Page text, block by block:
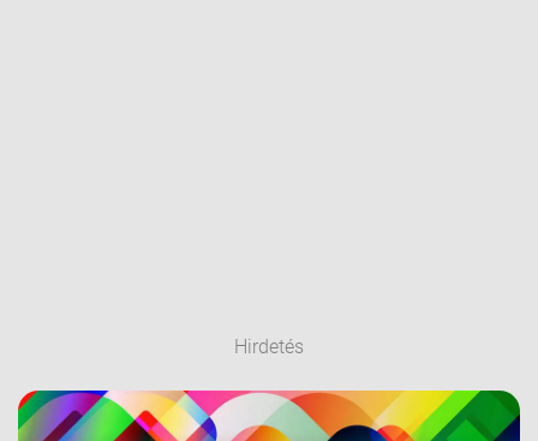
Hirdetés